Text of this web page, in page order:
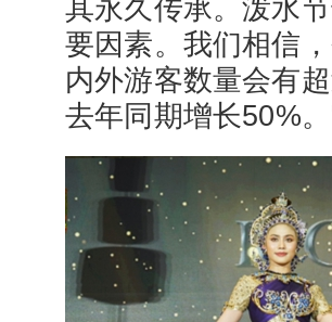
其永久传承。泼水
要因素。我们相信
内外游客数量会有
去年同期增长50%